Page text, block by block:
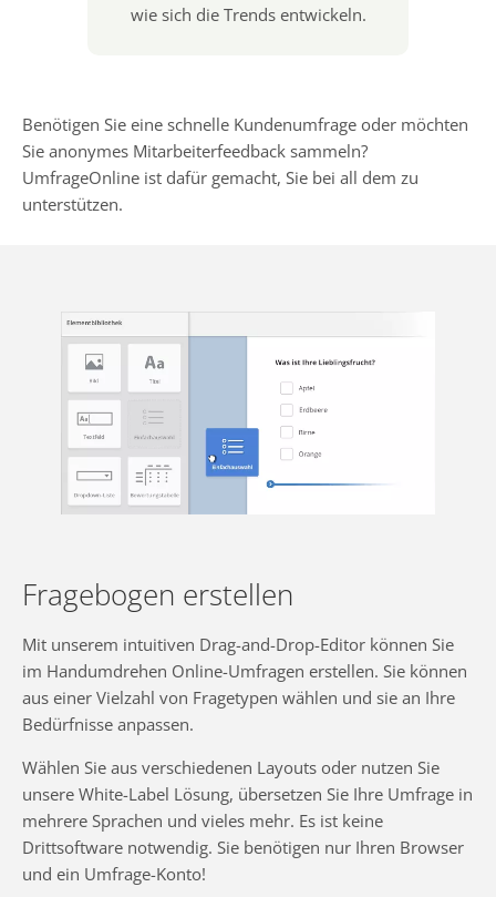
wie sich die Trends entwickeln.
Benötigen Sie eine schnelle Kundenumfrage oder möchten
Sie anonymes Mitarbeiterfeedback sammeln?
UmfrageOnline ist dafür gemacht, Sie bei all dem zu
unterstützen.
Fragebogen erstellen
Mit unserem intuitiven Drag-and-Drop-Editor können Sie
im Handumdrehen Online-Umfragen erstellen. Sie können
aus einer Vielzahl von Fragetypen wählen und sie an Ihre
Bedürfnisse anpassen.
Wählen Sie aus verschiedenen Layouts oder nutzen Sie
unsere White-Label Lösung, übersetzen Sie Ihre Umfrage in
mehrere Sprachen und vieles mehr. Es ist keine
Drittsoftware notwendig. Sie benötigen nur Ihren Browser
und ein Umfrage-Konto!